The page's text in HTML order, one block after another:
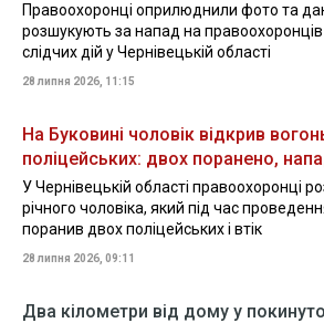
Правоохоронці оприлюднили фото та
розшукують за напад на
слідчих дій у Чернівецькій області
28 липня 2026, 11:15
На Буковині чоловік відкрив
поліцейських: двох поранено,
У Чернівецькій області правоохоронці
річного чоловіка, який під час
поранив двох поліцейських і втік
28 липня 2026, 09:11
Два кілометри від дому у